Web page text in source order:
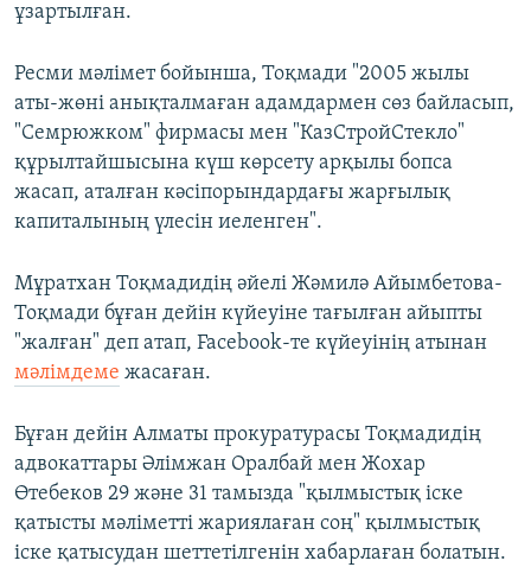
ұзартылған.
Ресми мәлімет бойынша, Тоқмади "2005 жылы
аты-жөні анықталмаған адамдармен сөз байласып,
"Семрюжком" фирмасы мен "КазСтройСтекло"
құрылтайшысына күш көрсету арқылы бопса
жасап, аталған кәсіпорындардағы жарғылық
капиталының үлесін иеленген".
Мұратхан Тоқмадидің әйелі Жәмилә Айымбетова-
Тоқмади бұған дейін күйеуіне тағылған айыпты
"жалған" деп атап, Facebook-те күйеуінің атынан
мәлімдеме жасаған.
Бұған дейін Алматы прокуратурасы Тоқмадидің
адвокаттары Әлімжан Оралбай мен Жохар
Өтебеков 29 және 31 тамызда "қылмыстық іске
қатысты мәліметті жариялаған соң" қылмыстық
іске қатысудан шеттетілгенін хабарлаған болатын.